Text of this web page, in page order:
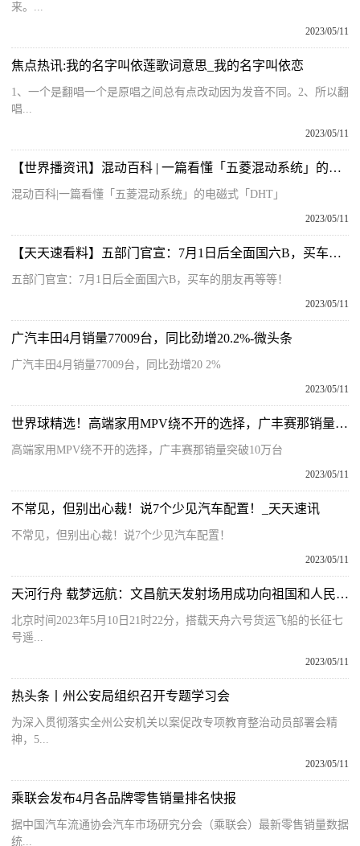
来。...
2023/05/11
焦点热讯:我的名字叫依莲歌词意思_我的名字叫依恋
1、一个是翻唱一个是原唱之间总有点改动因为发音不同。2、所以翻
唱...
2023/05/11
【世界播资讯】混动百科 | 一篇看懂「五菱混动系统」的电磁式「DHT」
混动百科|一篇看懂「五菱混动系统」的电磁式「DHT」
2023/05/11
【天天速看料】五部门官宣：7月1日后全面国六B，买车的朋友再等等！
五部门官宣：7月1日后全面国六B，买车的朋友再等等！
2023/05/11
广汽丰田4月销量77009台，同比劲增20.2%-微头条
广汽丰田4月销量77009台，同比劲增20 2%
2023/05/11
世界球精选！高端家用MPV绕不开的选择，广丰赛那销量突破10万台
高端家用MPV绕不开的选择，广丰赛那销量突破10万台
2023/05/11
不常见，但别出心裁！说7个少见汽车配置！_天天速讯
不常见，但别出心裁！说7个少见汽车配置！
2023/05/11
天河行舟 载梦远航：文昌航天发射场用成功向祖国和人民报告！-世界热推荐
北京时间2023年5月10日21时22分，搭载天舟六号货运飞船的长征七
号遥...
2023/05/11
热头条丨州公安局组织召开专题学习会
为深入贯彻落实全州公安机关以案促改专项教育整治动员部署会精
神，5...
2023/05/11
乘联会发布4月各品牌零售销量排名快报
据中国汽车流通协会汽车市场研究分会（乘联会）最新零售销量数据
统...